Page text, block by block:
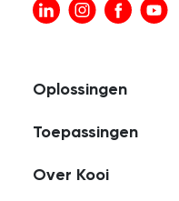
Oplossingen
Toepassingen
Over Kooi